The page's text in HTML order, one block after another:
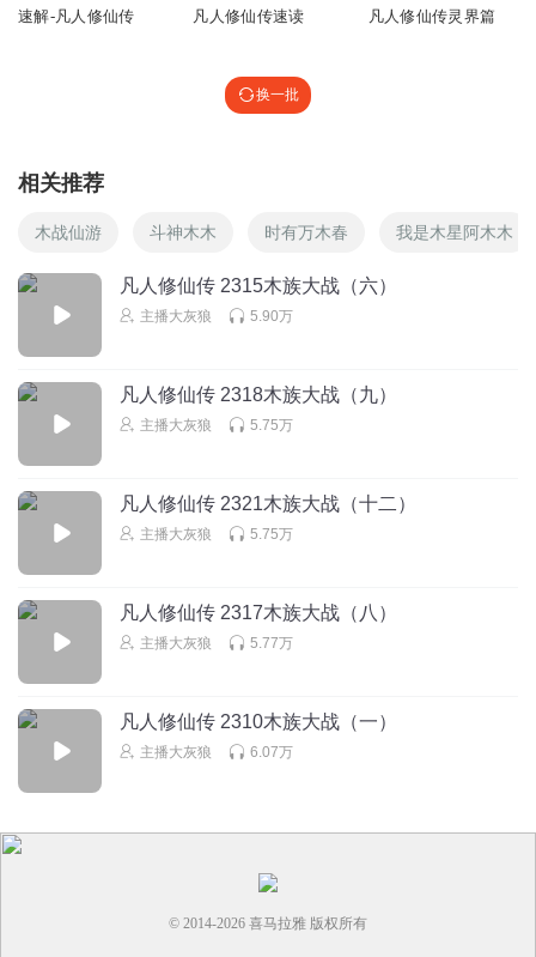
息。回到天渊城，一招击败圣岛前来讨要海大少的杜宇，举
道人、银月再入魔界，营救莫简离和敖啸。 与宝花等异界大
乘在仙界何康老鬼的帮助下斩杀变异的螟虫之母，得螟虫之
乘。助宝花夺回始祖之位，欲带紫灵返回灵界，紫灵拒绝，
情愿留在魔界修炼
回复 2024-04-22 20
情同陌路灬 回复 @周杏梅: 厉害
八佰万里
哈哈，天灵盖打开，让我想起了打开电饭煲的画面
2024-05-05
感觉离谱
还有口中吐出啥啊啥的。无语了。就不能储物袋出来？
摊牌了Cc来了
他们到底是怎么打开天灵盖的。。。不恐怖吗，施法打着打
着把脑子掀开
听友493494877回复 @摊牌了Cc来了: 可能有机关
听友250467122
速解-凡人修仙传 凡人修仙传速读 凡人修仙传灵界篇
换一批
相关推荐
木战仙游 斗神木木 时有万木春 我是木星阿木木
凡人修仙传 2315木族大战（六）
主播大灰狼 5.90万
凡人修仙传 2318木族大战（九）
主播大灰狼 5.75万
凡人修仙传 2321木族大战（十二）
主播大灰狼 5.75万
凡人修仙传 2317木族大战（八）
主播大灰狼 5.77万
凡人修仙传 2310木族大战（一）
主播大灰狼 6.07万
© 2014-2026 喜马拉雅 版权所有